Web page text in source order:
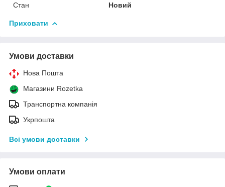
Стан
Новий
Приховати
Умови доставки
Нова Пошта
Магазини Rozetka
Транспортна компанія
Укрпошта
Всі умови доставки
Умови оплати